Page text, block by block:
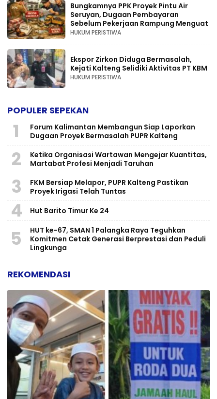
Bungkamnya PPK Proyek Pintu Air
Seruyan, Dugaan Pembayaran
Sebelum Pekerjaan Rampung Menguat
HUKUM PERISTIWA
Ekspor Zirkon Diduga Bermasalah,
Kejati Kalteng Selidiki Aktivitas PT KBM
HUKUM PERISTIWA
POPULER SEPEKAN
1
Forum Kalimantan Membangun Siap Laporkan
Dugaan Proyek Bermasalah PUPR Kalteng
2
Ketika Organisasi Wartawan Mengejar Kuantitas,
Martabat Profesi Menjadi Taruhan
3
FKM Bersiap Melapor, PUPR Kalteng Pastikan
Proyek Irigasi Telah Tuntas
4 Hut Barito Timur Ke 24
5
HUT ke-67, SMAN 1 Palangka Raya Teguhkan
Komitmen Cetak Generasi Berprestasi dan Peduli
Lingkunga
REKOMENDASI